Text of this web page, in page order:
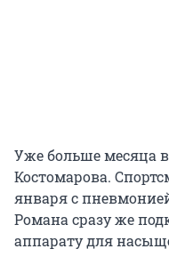
Уже больше месяца
Костомарова.
января с
Романа сразу же
аппарату для